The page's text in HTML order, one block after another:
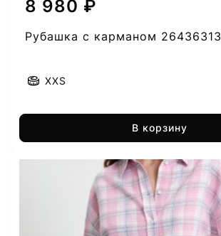
8 980 ₽
Рубашка с карманом
XXS
В корзину